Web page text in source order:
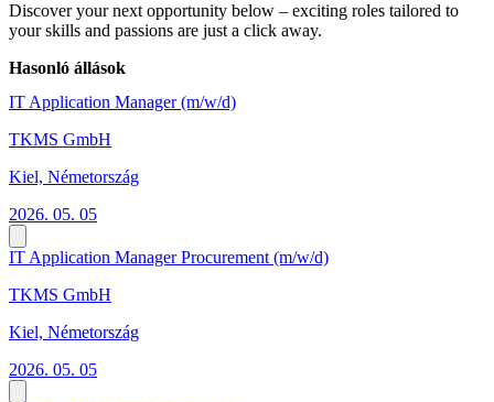
Discover your next opportunity below – exciting roles tailored to
your skills and passions are just a click away.
Hasonló állások
IT Application Manager (m/w/d)
TKMS GmbH
Kiel, Németország
2026. 05. 05
IT Application Manager Procurement (m/w/d)
TKMS GmbH
Kiel, Németország
2026. 05. 05